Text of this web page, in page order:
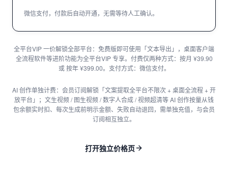
微信支付，付款后自动开通，无需等待人工确认。
全平台VIP 一价解锁全部平台：免费版即可使用「文本导出」，桌面客户端
全流程软件等进阶功能为全平台VIP 专享。付费仅两种方式：按月 ¥39.90
或 按年 ¥399.00。支付方式：微信支付。
AI 创作单独计费：会员订阅解锁「文案提取全平台不限次 + 桌面全流程 + 开
放平台」；文生视频 / 图生视频 / 数字人合成 / 视频超清等 AI 创作按量从钱
包余额实时扣、每次生成前明示金额、失败自动退回，需单独充值，与会员
订阅相互独立。
打开独立价格页